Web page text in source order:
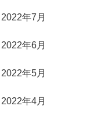
2022年7月
2022年6月
2022年5月
2022年4月